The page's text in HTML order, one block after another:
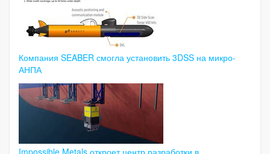
Компания SEABER смогла установить 3DSS на микро-
АНПА
Impossible Metals откроет центр разработки в